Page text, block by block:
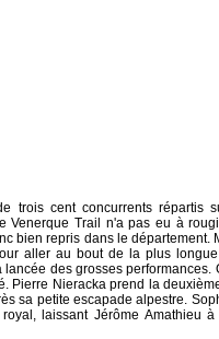
trois cent concurrents répartis
Venerque Trail n'a pas eu à
bien repris dans le
aller au bout de la plus
lancée des grosses
Pierre Nieracka prend la
sa petite escapade alpestre.
laissant Jérôme Amathieu